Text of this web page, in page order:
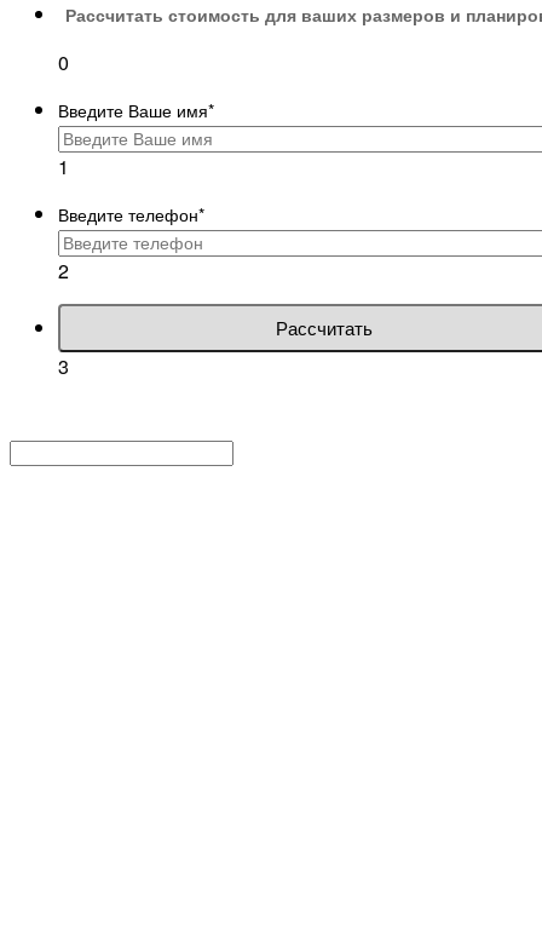
Рассчитать стоимость для ваших размеров и
0
Введите Ваше имя*
1
Введите телефон*
2
Рассчитать
3